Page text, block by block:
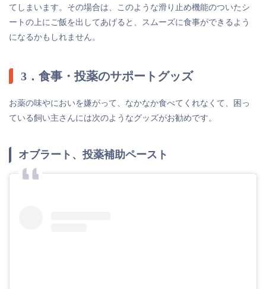
てしまいます。その場合は、このような滑り止め機能のついたシ
ートの上にご飯を出してあげると、スムーズに食事ができるよう
になるかもしれません。
3．食事・投薬のサポートグッズ
お薬の味やにおいを嫌がって、なかなか食べてくれなくて、困っ
ている飼い主さんには次のようなグッズがお勧めです。
オブラート、投薬補助ペースト